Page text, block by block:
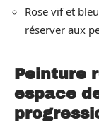
Rose vif et
réserver aux
Peinture
espace